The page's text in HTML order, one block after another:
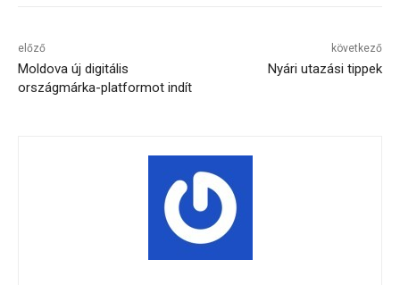
előző
Moldova új digitális
országmárka-platformot indít
következő
Nyári utazási tippek